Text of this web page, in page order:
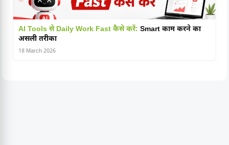
AI Tools से Daily Work Fast कैसे करें: Smart काम करने का
असली तरीका
18 March 2026